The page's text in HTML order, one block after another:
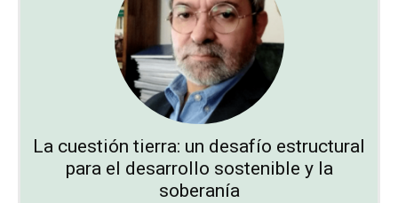
La cuestión tierra: un desafío estructural
para el desarrollo sostenible y la
soberanía